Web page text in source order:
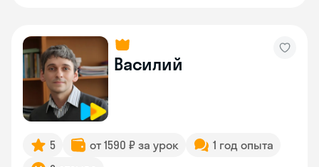
Василий
5 от 1590 ₽ за урок
1 год опыта